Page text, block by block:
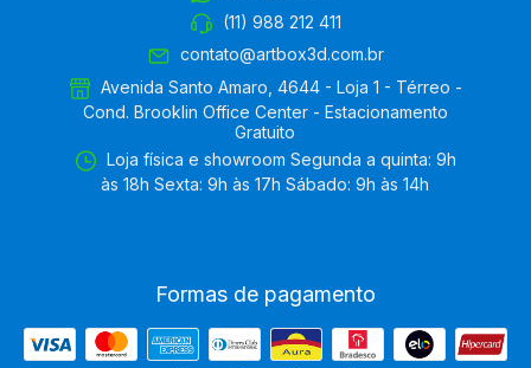
(11) 988 212 411
contato@artbox3d.com.br
Avenida Santo Amaro, 4644 - Loja 1 - Térreo -
Cond. Brooklin Office Center - Estacionamento
Gratuito
Loja física e showroom Segunda a quinta: 9h
às 18h Sexta: 9h às 17h Sábado: 9h às 14h
Formas de pagamento